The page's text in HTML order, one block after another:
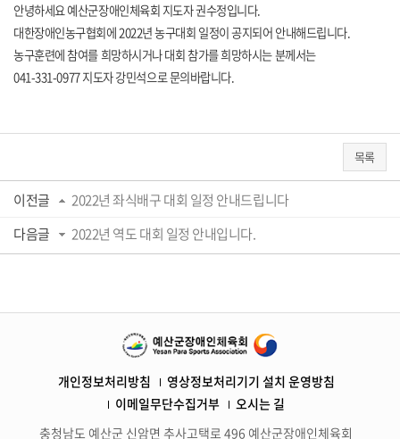
​안녕하세요 예산군장애인체육회 지도자 권수정입니다.
대한장애인농구협회에 2022년 농구대회 일정이 공지되어 안내해드립니다.
농구훈련에 참여를 희망하시거나 대회 참가를 희망하시는 분께서는
041-331-0977 지도자 강민석으로 문의바랍니다.
목록
이전글
2022년 좌식배구 대회 일정 안내드립니다
다음글
2022년 역도 대회 일정 안내입니다.
개인정보처리방침
영상정보처리기기 설치 운영방침
이메일무단수집거부
오시는 길
충청남도 예산군 신암면 추사고택로 496 예산군장애인체육회